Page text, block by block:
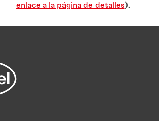
enlace a la página de detalles).